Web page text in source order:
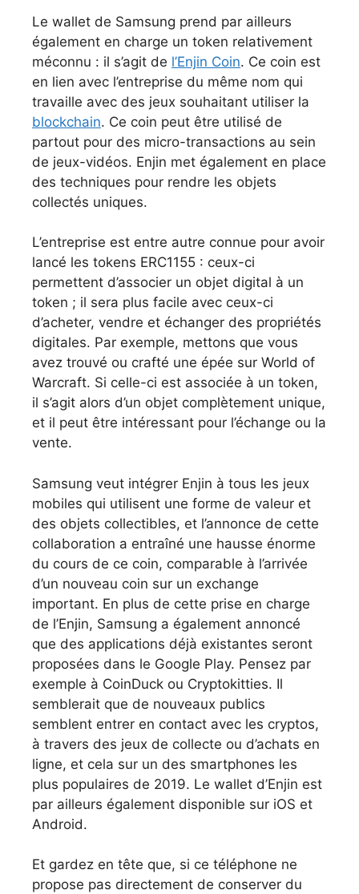
Le wallet de Samsung prend par ailleurs
également en charge un token relativement
méconnu : il s’agit de l’Enjin Coin. Ce coin est
en lien avec l’entreprise du même nom qui
travaille avec des jeux souhaitant utiliser la
blockchain. Ce coin peut être utilisé de
partout pour des micro-transactions au sein
de jeux-vidéos. Enjin met également en place
des techniques pour rendre les objets
collectés uniques.
L’entreprise est entre autre connue pour avoir
lancé les tokens ERC1155 : ceux-ci
permettent d’associer un objet digital à un
token ; il sera plus facile avec ceux-ci
d’acheter, vendre et échanger des propriétés
digitales. Par exemple, mettons que vous
avez trouvé ou crafté une épée sur World of
Warcraft. Si celle-ci est associée à un token,
il s’agit alors d’un objet complètement unique,
et il peut être intéressant pour l’échange ou la
vente.
Samsung veut intégrer Enjin à tous les jeux
mobiles qui utilisent une forme de valeur et
des objets collectibles, et l’annonce de cette
collaboration a entraîné une hausse énorme
du cours de ce coin, comparable à l’arrivée
d’un nouveau coin sur un exchange
important. En plus de cette prise en charge
de l’Enjin, Samsung a également annoncé
que des applications déjà existantes seront
proposées dans le Google Play. Pensez par
exemple à CoinDuck ou Cryptokitties. Il
semblerait que de nouveaux publics
semblent entrer en contact avec les cryptos,
à travers des jeux de collecte ou d’achats en
ligne, et cela sur un des smartphones les
plus populaires de 2019. Le wallet d’Enjin est
par ailleurs également disponible sur iOS et
Android.
Et gardez en tête que, si ce téléphone ne
propose pas directement de conserver du